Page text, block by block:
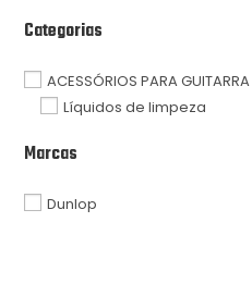
Categorias
ACESSÓRIOS PARA GUITARRA
Líquidos de limpeza
Marcas
Dunlop